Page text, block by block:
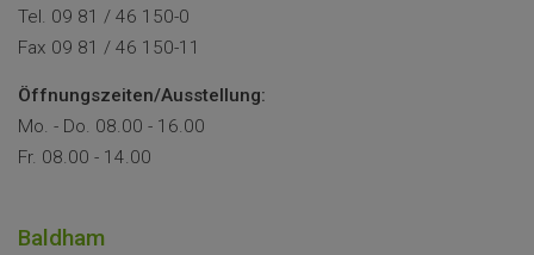
Tel. 09 81 / 46 150-0
Fax 09 81 / 46 150-11
Öffnungszeiten/Ausstellung:
Mo. - Do. 08.00 - 16.00
Fr. 08.00 - 14.00
Baldham